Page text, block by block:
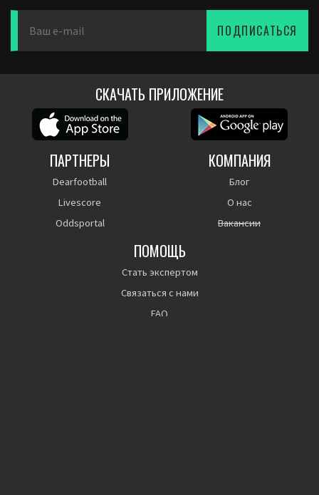
ПОДПИСАТЬСЯ
СКАЧАТЬ ПРИЛОЖЕНИЕ
ПАРТНЕРЫ
Dearfootball
Livescore
Oddsportal
КОМПАНИЯ
Блог
О нас
Вакансии
ПОМОЩЬ
Стать экспертом
Связаться с нами
FAQ